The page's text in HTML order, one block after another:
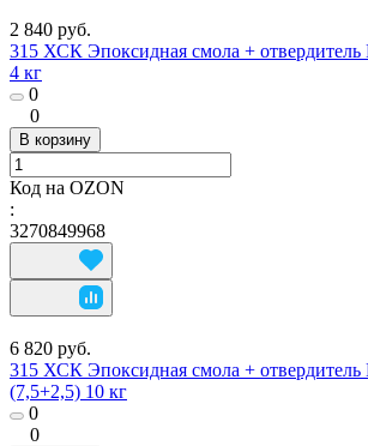
2 840 руб.
315 ХСК Эпоксидная смола + отвердитель
4 кг
0
0
В корзину
Код на OZON
:
3270849968
6 820 руб.
315 ХСК Эпоксидная смола + отвердитель
(7,5+2,5) 10 кг
0
0